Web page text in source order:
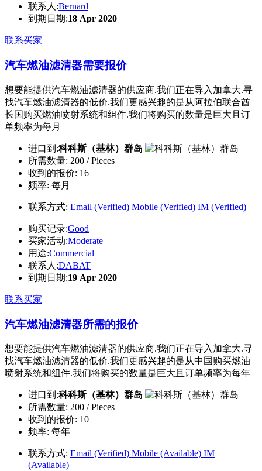
联系人:Bernard
到期日期:18 Apr 2020
联系买家
汽车燃油滤清器需要报价
想要能提供汽车燃油滤清器的供应商.我们正在导入加拿大.寻
找汽车燃油滤清器的低价.我们更感兴趣的是从阿拉伯联合酋
长国购买燃油喷射系统和组件.我们将购买的数量是巨大且订
单频率为每月
进口到:科科斯（基林）群岛
所需数量: 200 / Pieces
收到的报价: 16
频率: 每月
联系方式: Email (Verified) Mobile (Verified) IM (Verified)
购买记录:Good
买家活动:Moderate
用途:Commercial
联系人:DABAT
到期日期:19 Apr 2020
联系买家
汽车燃油滤清器所需的报价
想要能提供汽车燃油滤清器的供应商.我们正在导入加拿大.寻
找汽车燃油滤清器的低价.我们更感兴趣的是从中国购买燃油
喷射系统和组件.我们将购买的数量是巨大且订单频率为每年
进口到:科科斯（基林）群岛
所需数量: 200 / Pieces
收到的报价: 10
频率: 每年
联系方式: Email (Verified) Mobile (Available) IM
(Available)